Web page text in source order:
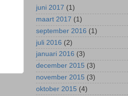
juni 2017 (1)
maart 2017 (1)
september 2016 (1)
juli 2016 (2)
januari 2016 (3)
december 2015 (3)
november 2015 (3)
oktober 2015 (4)